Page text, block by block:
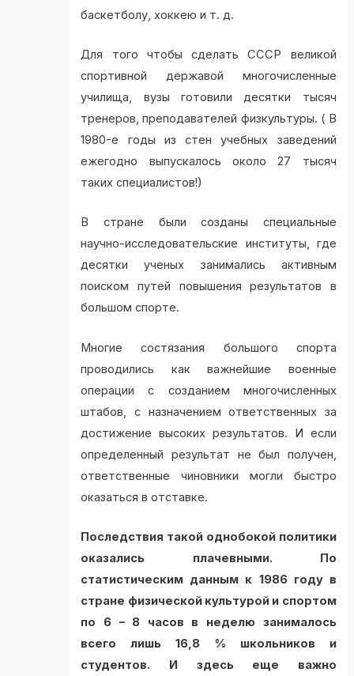
баскетболу, хоккею и т. д.
Для того чтобы сделать СССР великой
спортивной державой многочисленные
училища, вузы готовили десятки тысяч
тренеров, преподавателей физкультуры. ( В
1980-е годы из стен учебных заведений
ежегодно выпускалось около 27 тысяч
таких специалистов!)
В стране были созданы специальные
научно-исследовательские институты, где
десятки ученых занимались активным
поиском путей повышения результатов в
большом спорте.
Многие состязания большого спорта
проводились как важнейшие военные
операции с созданием многочисленных
штабов, с назначением ответственных за
достижение высоких результатов. И если
определенный результат не был получен,
ответственные чиновники могли быстро
оказаться в отставке.
Последствия такой однобокой политики
оказались плачевными. По
статистическим данным к 1986 году в
стране физической культурой и спортом
по 6 – 8 часов в неделю занималось
всего лишь 16,8 % школьников и
студентов. И здесь еще важно